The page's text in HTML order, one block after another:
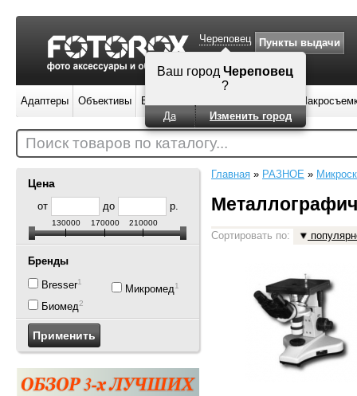
Цена
от до р.
130000 170000 210000
Бренды
Bresser1
Биомед2
Микромед1
Главная » РАЗНОЕ »
Сортировать по:
Череповец Пункты выдачи
Адаптеры Объективы Вспышки
Поиск товаров по каталогу...